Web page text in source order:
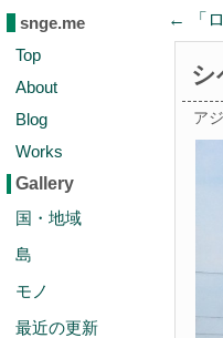
snge.me
Top
About
Blog
Works
Gallery
国・地域
島
モノ
最近の更新
← 「
ア